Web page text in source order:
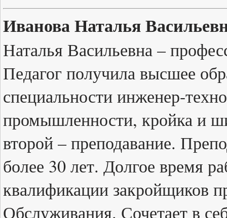
Иванова Наталья
Наталья Васильевна –
Педагог получила высшее
специальности инженер-
промышленности, кройка и
второй – преподавание.
более 30 лет. Долгое время
квалификации закройщиков
Обслуживания. Сочетает в